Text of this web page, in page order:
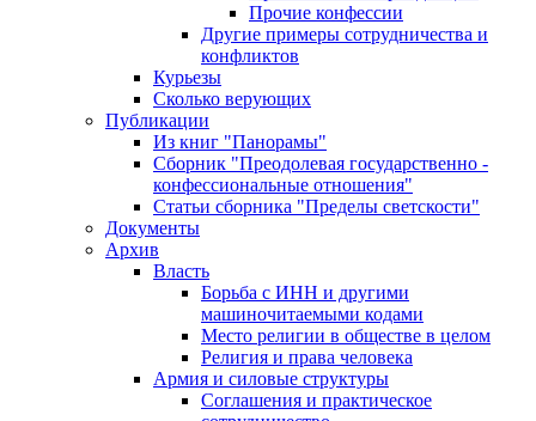
Прочие конфессии
Другие примеры сотрудничества и
конфликтов
Курьезы
Сколько верующих
Публикации
Из книг "Панорамы"
Сборник "Преодолевая государственно -
конфессиональные отношения"
Статьи сборника "Пределы светскости"
Документы
Архив
Власть
Борьба с ИНН и другими
машиночитаемыми кодами
Место религии в обществе в целом
Религия и права человека
Армия и силовые структуры
Соглашения и практическое